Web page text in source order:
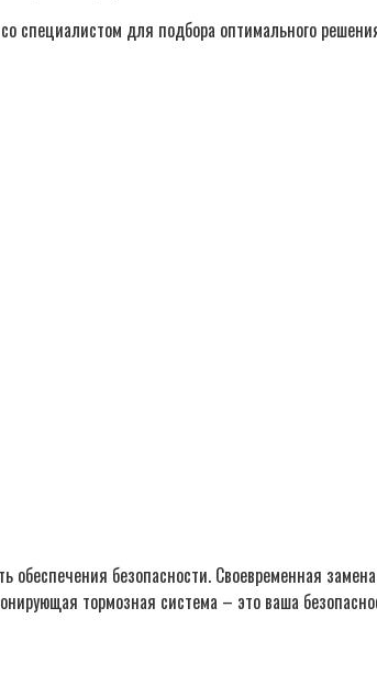
специалистом для подбора оптимального
безопасности. Своевременная
тормозная система – это ваша